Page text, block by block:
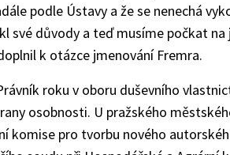
podle Ústavy a že se nenechá
své důvody a teď musíme počkat na
k otázce jmenování Fremra.
roku v oboru duševního
osobnosti. U pražského
komise pro tvorbu nového